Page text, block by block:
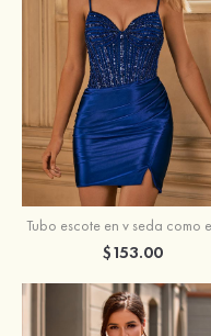
$153.00